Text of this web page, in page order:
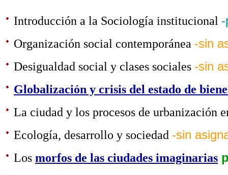
· Introducción a la Sociología institucional
· Organización social contemporánea -sin
· Desigualdad social y clases sociales -sin
· Globalización y crisis del estado de
· La ciudad y los procesos de urbanización
· Ecología, desarrollo y sociedad -sin
· Los morfos de las ciudades imaginarias